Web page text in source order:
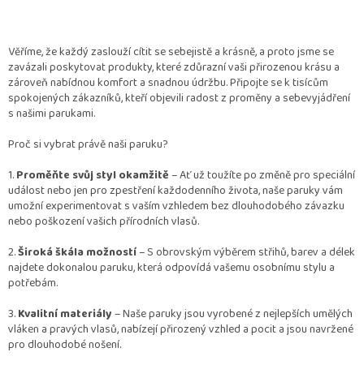
Věříme, že každý zaslouží cítit se sebejistě a krásně, a proto jsme se
zavázali poskytovat produkty, které zdůrazní vaši přirozenou krásu a
zároveň nabídnou komfort a snadnou údržbu. Připojte se k tisícům
spokojených zákazníků, kteří objevili radost z proměny a sebevyjádření
s našimi parukami.
Proč si vybrat právě naši paruku?
1.Proměňte svůj styl okamžitě– Ať už toužíte po změně pro speciální
událost nebo jen pro zpestření každodenního života, naše paruky vám
umožní experimentovat s vaším vzhledem bez dlouhodobého závazku
nebo poškození vašich přírodních vlasů.
2.Široká škála možností– S obrovským výběrem střihů, barev a délek
najdete dokonalou paruku, která odpovídá vašemu osobnímu stylu a
potřebám.
3.Kvalitní materiály– Naše paruky jsou vyrobené z nejlepších umělých
vláken a pravých vlasů, nabízejí přirozený vzhled a pocit a jsou navržené
pro dlouhodobé nošení.